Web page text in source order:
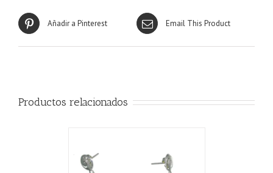
Añadir a Pinterest Email This Product
Productos relacionados